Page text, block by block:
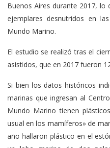
Buenos Aires durante 2017,
ejemplares desnutridos en
Mundo Marino.
El estudio se realizó tras el
asistidos, que en 2017 fueron
Si bien los datos históricos
marinas que ingresan al
Mundo Marino tienen
usual en los mamíferos» de
año hallaron plástico en el